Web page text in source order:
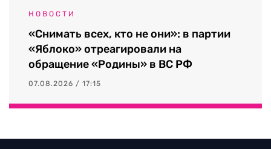
НОВОСТИ
«Снимать всех, кто не они»: в партии
«Яблоко» отреагировали на
обращение «Родины» в ВС РФ
07.08.2026 / 17:15